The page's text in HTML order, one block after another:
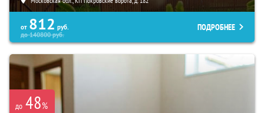
от 812 руб.
до140800руб.
ПОДРОБНЕЕ
до 48%